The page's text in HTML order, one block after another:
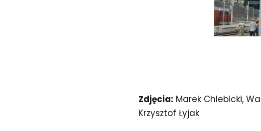
Zdjęcia: Marek Chlebicki,
Krzysztof Łyjak